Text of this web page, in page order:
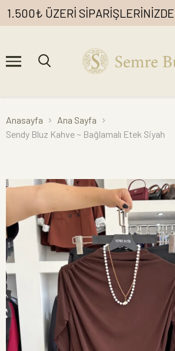
1.500₺ ÜZERİ
Anasayfa
Ana Sayfa
Sendy Bluz Kahve ~ Bağlamalı Etek Siyah